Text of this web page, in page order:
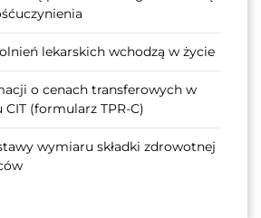
lekarskich wchodzą w życie
o cenach transferowych w
(formularz TPR-C)
wymiaru składki zdrowotnej